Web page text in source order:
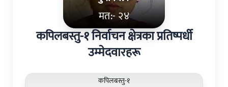
मत:- २४
कपिलबस्तु-१ निर्वाचन क्षेत्रका प्रतिष्पर्धी
उम्मेदवारहरू
कपिलबस्तु-१